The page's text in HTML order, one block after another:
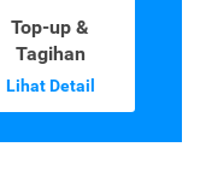
Top-up &
Tagihan
Lihat Detail